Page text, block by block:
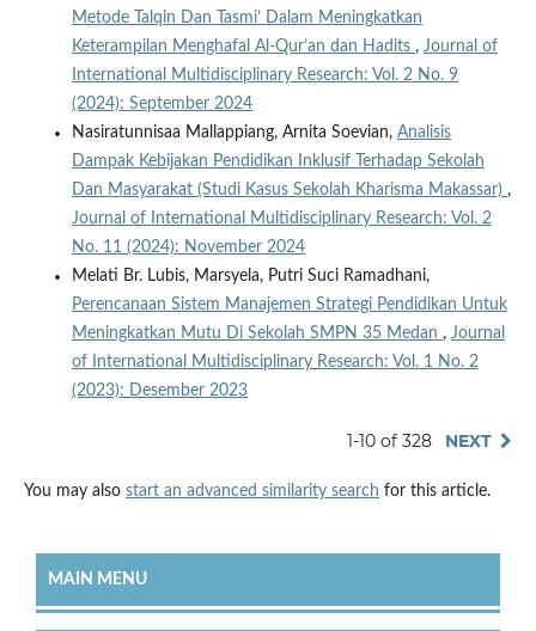
Metode Talqin Dan Tasmi’ Dalam Meningkatkan
Keterampilan Menghafal Al-Qur’an dan Hadits , Journal of
International Multidisciplinary Research: Vol. 2 No. 9
(2024): September 2024
Nasiratunnisaa Mallappiang, Arnita Soevian, Analisis
Dampak Kebijakan Pendidikan Inklusif Terhadap Sekolah
Dan Masyarakat (Studi Kasus Sekolah Kharisma Makassar) ,
Journal of International Multidisciplinary Research: Vol. 2
No. 11 (2024): November 2024
Melati Br. Lubis, Marsyela, Putri Suci Ramadhani,
Perencanaan Sistem Manajemen Strategi Pendidikan Untuk
Meningkatkan Mutu Di Sekolah SMPN 35 Medan , Journal
of International Multidisciplinary Research: Vol. 1 No. 2
(2023): Desember 2023
1-10 of 328 NEXT
You may also start an advanced similarity search for this article.
MAIN MENU